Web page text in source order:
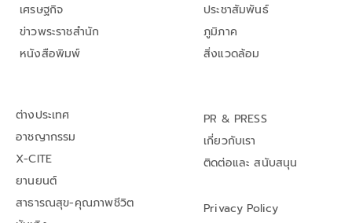
เศรษฐกิจ
ข่าวพระราชสำนัก
หนังสือพิมพ์
ประชาสัมพันธ์
ภูมิภาค
สิ่งแวดล้อม
ต่างประเทศ
อาชญากรรม
X-CITE
ยานยนต์
สาธารณสุข-คุณภาพชีวิต
PR & PRESS
เกี่ยวกับเรา
ติดต่อและ สนับสนุน
Privacy Policy